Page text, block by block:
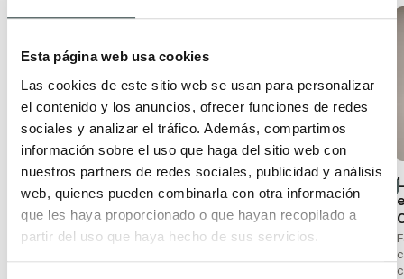
Esta página web usa cookies
Las cookies de este sitio web se usan para personalizar
el contenido y los anuncios, ofrecer funciones de redes
sociales y analizar el tráfico. Además, compartimos
información sobre el uso que haga del sitio web con
nuestros partners de redes sociales, publicidad y análisis
web, quienes pueden combinarla con otra información
que les haya proporcionado o que hayan recopilado a
partir del uso que haya hecho de sus servicios.
Lavabo sobre
encimera Art and Bath
Aure
Cerámica blanco brillo 30
Lavabo sobre
encimera Bruntec Tre
Cerámica de 61x35x12 cm
75,41€
−34%